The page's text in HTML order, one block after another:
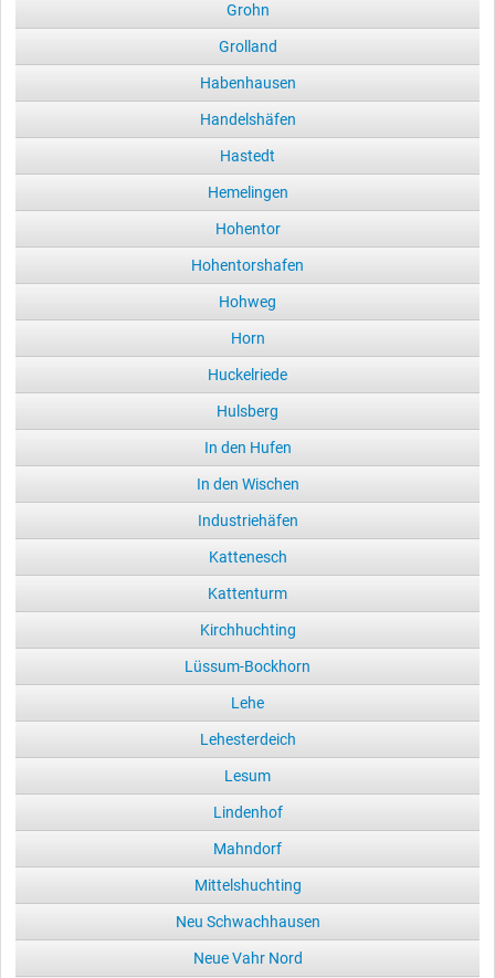
Grohn
Grolland
Habenhausen
Handelshäfen
Hastedt
Hemelingen
Hohentor
Hohentorshafen
Hohweg
Horn
Huckelriede
Hulsberg
In den Hufen
In den Wischen
Industriehäfen
Kattenesch
Kattenturm
Kirchhuchting
Lüssum-Bockhorn
Lehe
Lehesterdeich
Lesum
Lindenhof
Mahndorf
Mittelshuchting
Neu Schwachhausen
Neue Vahr Nord